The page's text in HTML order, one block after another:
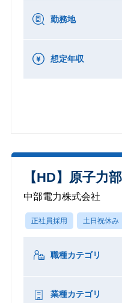
勤務地
想定年収
【HD】原子力
中部電力株式会社
正社員採用 土日祝休み
職種カテゴリ
業種カテゴリ